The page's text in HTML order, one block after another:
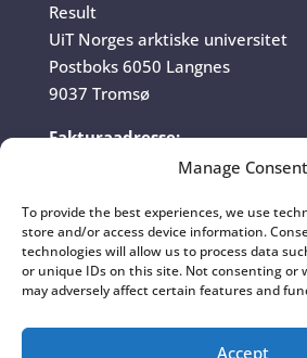
Manage Consent
To provide the best experiences, we use
store and/or access device information.
technologies will allow us to process data
or unique IDs on this site. Not consenting or
may adversely affect certain features and
Accept
Result
UiT Norges arktiske universitet
Postboks 6050 Langnes
9037 Tromsø
Fakturaadresse:
UiT Norges arktiske universitet
Postboks 6050 Langnes
9037 Tromsø
Organisasjonsnummer: